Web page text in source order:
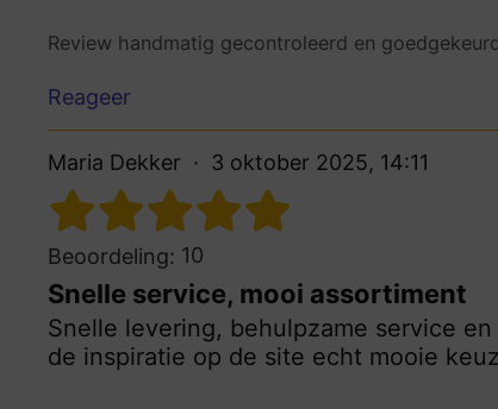
Review handmatig gecontroleerd en
Reageer
Maria Dekker 3 oktober 2025, 14:11
Beoordeling: 10
Snelle service, mooi assortiment
Snelle levering, behulpzame service
de inspiratie op de site echt mooie